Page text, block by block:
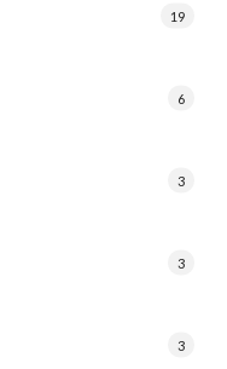
19
6
3
3
3